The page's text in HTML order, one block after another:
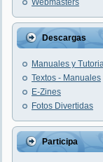
Webmasters
Descargas
Manuales y
Textos - Manuales
E-Zines
Fotos Divertidas
Participa